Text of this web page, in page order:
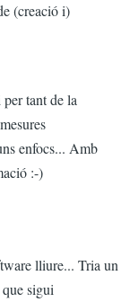
(creació i)
tant de la
enfocs... Amb
:-)
lliure... Tria un
sigui